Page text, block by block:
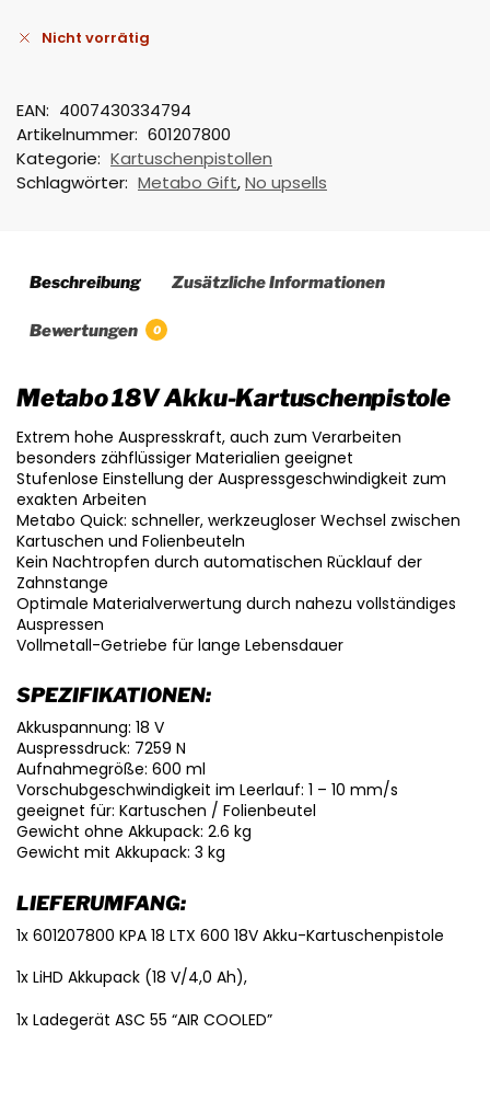
Nicht vorrätig
EAN: 4007430334794
Artikelnummer: 601207800
Kategorie: Kartuschenpistollen
Schlagwörter: Metabo Gift,No upsells
Beschreibung Zusätzliche Informationen
Bewertungen 0
Metabo 18V Akku-Kartuschenpistole
Extrem hohe Auspresskraft, auch zum Verarbeiten
besonders zähflüssiger Materialien geeignet
Stufenlose Einstellung der Auspressgeschwindigkeit zum
exakten Arbeiten
Metabo Quick: schneller, werkzeugloser Wechsel zwischen
Kartuschen und Folienbeuteln
Kein Nachtropfen durch automatischen Rücklauf der
Zahnstange
Optimale Materialverwertung durch nahezu vollständiges
Auspressen
Vollmetall-Getriebe für lange Lebensdauer
SPEZIFIKATIONEN:
Akkuspannung: 18 V
Auspressdruck: 7259 N
Aufnahmegröße: 600 ml
Vorschubgeschwindigkeit im Leerlauf: 1 – 10 mm/s
geeignet für: Kartuschen / Folienbeutel
Gewicht ohne Akkupack: 2.6 kg
Gewicht mit Akkupack: 3 kg
LIEFERUMFANG:
1x 601207800 KPA 18 LTX 600 18V Akku-Kartuschenpistole
1x LiHD Akkupack (18 V/4,0 Ah),
1x Ladegerät ASC 55 “AIR COOLED”